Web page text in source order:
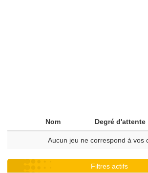
Nom Degré d'attente
Aucun jeu ne correspond à vos
Filtres actifs